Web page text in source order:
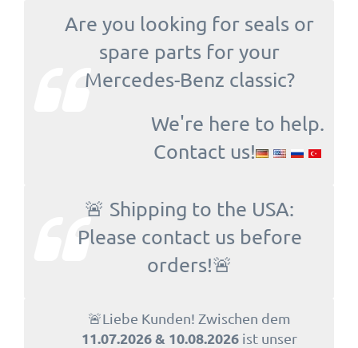
Are you looking for seals or
spare parts for your
Mercedes-Benz classic?
We're here to help.
Contact us!
🚨 Shipping to the USA:
Please contact us before
orders!🚨
🚨Liebe Kunden! Zwischen dem
11.07.2026 & 10.08.2026 ist unser